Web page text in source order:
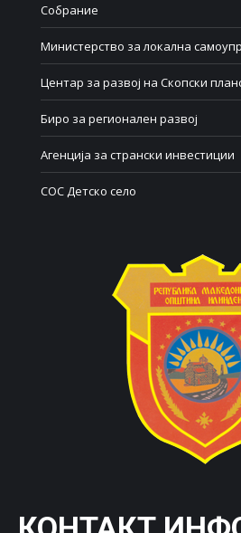
Собрание
Министерство за локална
Центар за развој на Скопски
Биро за регионален развој
Агенција за странски инвестиции
СОС Детско село